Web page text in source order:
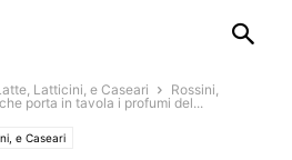
Latticini, e Caseari
Rossini,
porta in tavola i profumi del...
e Caseari